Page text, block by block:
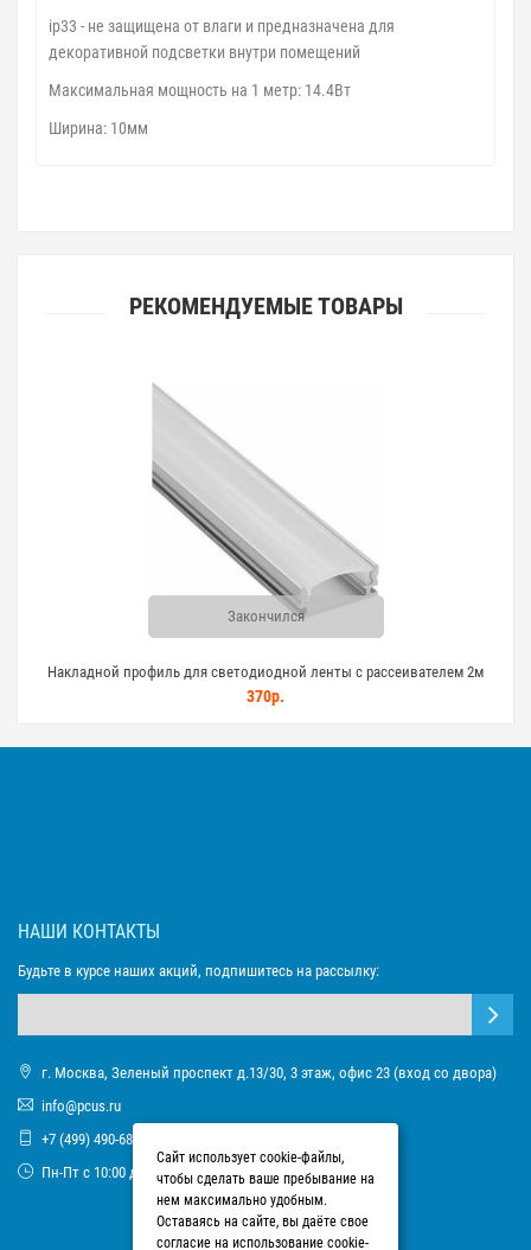
ip33 - не защищена от влаги и предназначена для
декоративной подсветки внутри помещений
Максимальная мощность на 1 метр: 14.4Вт
Ширина: 10мм
РЕКОМЕНДУЕМЫЕ ТОВАРЫ
Закончился
Накладной профиль для светодиодной ленты с рассеивателем 2м
370р.
НАШИ КОНТАКТЫ
Будьте в курсе наших акций, подпишитесь на рассылку:
г. Москва, Зеленый проспект д.13/30, 3 этаж, офис 23 (вход со двора)
info@pcus.ru
+7 (499) 490-68-93
Пн-Пт с 10:00 до 17:00
Сайт использует cookie-файлы,
чтобы сделать ваше пребывание на
нем максимально удобным.
Оставаясь на сайте, вы даёте свое
согласие на использование cookie-